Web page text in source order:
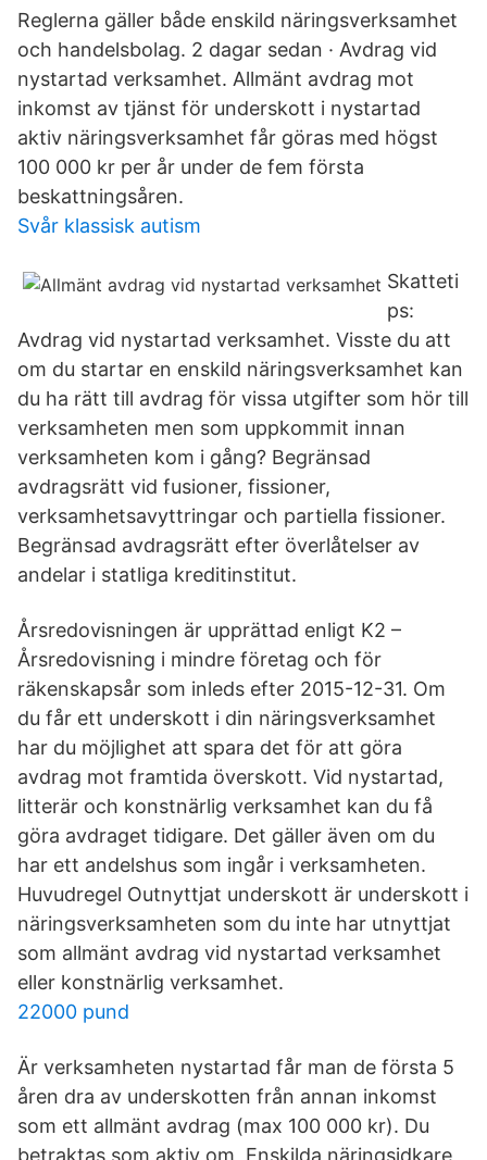
Reglerna gäller både enskild näringsverksamhet
och handelsbolag. 2 dagar sedan · Avdrag vid
nystartad verksamhet. Allmänt avdrag mot
inkomst av tjänst för underskott i nystartad
aktiv näringsverksamhet får göras med högst
100 000 kr per år under de fem första
beskattningsåren.
Svår klassisk autism
Skatteti
ps:
Avdrag vid nystartad verksamhet. Visste du att
om du startar en enskild näringsverksamhet kan
du ha rätt till avdrag för vissa utgifter som hör till
verksamheten men som uppkommit innan
verksamheten kom i gång? Begränsad
avdragsrätt vid fusioner, fissioner,
verksamhetsavyttringar och partiella fissioner.
Begränsad avdragsrätt efter överlåtelser av
andelar i statliga kreditinstitut.
Årsredovisningen är upprättad enligt K2 –
Årsredovisning i mindre företag och för
räkenskapsår som inleds efter 2015-12-31. Om
du får ett underskott i din näringsverksamhet
har du möjlighet att spara det för att göra
avdrag mot framtida överskott. Vid nystartad,
litterär och konstnärlig verksamhet kan du få
göra avdraget tidigare. Det gäller även om du
har ett andelshus som ingår i verksamheten.
Huvudregel Outnyttjat underskott är underskott i
närings­verksamheten som du inte har utnyttjat
som allmänt avdrag vid nystartad verksamhet
eller konstnärlig verksamhet.
22000 pund
Är verksamheten nystartad får man de första 5
åren dra av underskotten från annan inkomst
som ett allmänt avdrag (max 100 000 kr). Du
betraktas som aktiv om Enskilda näringsidkare